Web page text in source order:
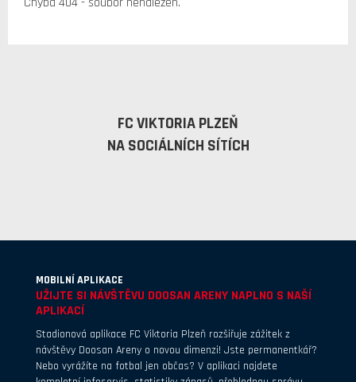
FC VIKTORIA PLZEŇ
NA SOCIÁLNÍCH SÍTÍCH
MOBILNÍ APLIKACE
UŽIJTE SI NÁVŠTĚVU DOOSAN ARENY NAPLNO S NAŠÍ
APLIKACÍ
Stadionová aplikace FC Viktoria Plzeň rozšiřuje zážitek z
návštěvy Doosan Areny o novou dimenzi! Jste permanentkář?
Nebo vyrážíte na fotbal jen občas? V aplikaci najdete